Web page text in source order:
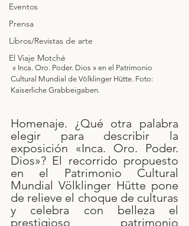
Eventos
Prensa
Libros/Revistas de arte
El Viaje Motché
Cultural Mundial de Völklinger Hütte. Foto:
Kaiserliche Grabbeigaben.
Homenaje. ¿Qué otra palabra
elegir para describir la
exposición «Inca. Oro. Poder.
Dios»? El recorrido propuesto
en el Patrimonio Cultural
Mundial Völklinger Hütte pone
de relieve el choque de culturas
y celebra con belleza el
prestigioso patrimonio